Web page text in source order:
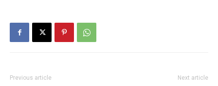
Previous article Next article